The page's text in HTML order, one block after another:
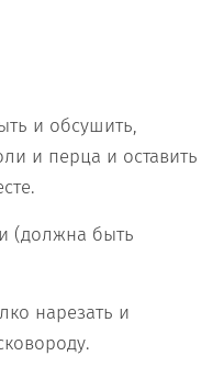
и обсушить,
и перца и оставить
(должна быть
нарезать и